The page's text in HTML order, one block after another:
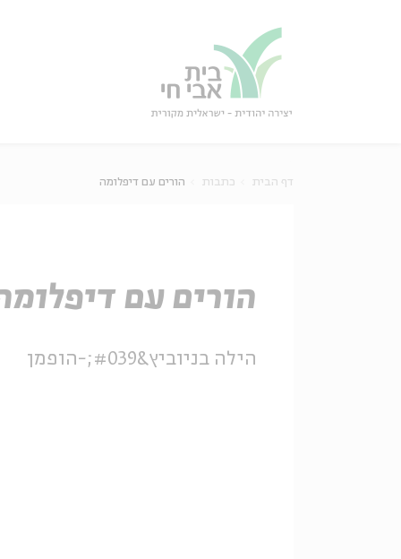
דף הבית כתבות הורים עם דיפלומה
הורים עם
הילה בניוביץ&#039;-הופמן